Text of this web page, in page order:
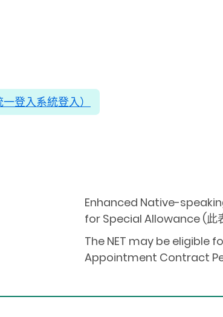
登入系統登入）
Enhanced Native-
for Special Allowance (此
The NET may be eligible
Appointment Contract